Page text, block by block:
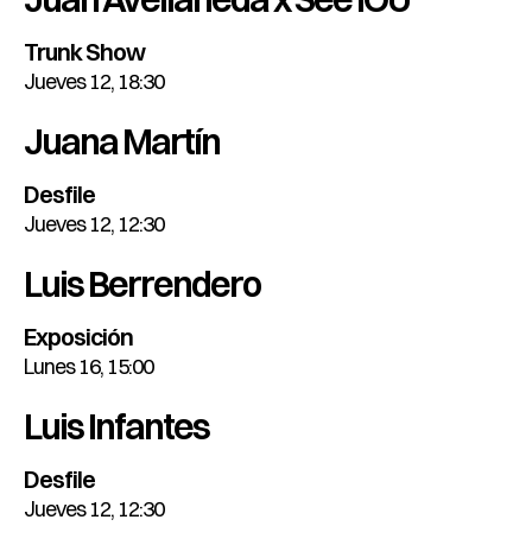
Trunk Show
Jueves 12, 18:30
Juana Martín
Desfile
Jueves 12, 12:30
Luis Berrendero
Exposición
Lunes 16, 15:00
Luis Infantes
Desfile
Jueves 12, 12:30